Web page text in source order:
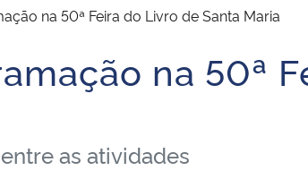
Regional
União
da União Banco Central do Brasil
na 50ª Feira do Livro de Santa Maria
na 50ª
as atividades